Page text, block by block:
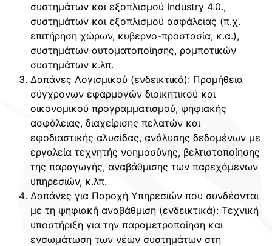
συστημάτων και εξοπλισμού Industry 4.0.,
συστημάτων και εξοπλισμού ασφάλειας (π.χ.
επιτήρηση χώρων, κυβερνο-προστασία, κ.α.),
συστημάτων αυτοματοποίησης, ρομποτικών
συστημάτων κ.λπ.
Δαπάνες Λογισμικού (ενδεικτικά): Προμήθεια
σύγχρονων εφαρμογών διοικητικού και
οικονομικού προγραμματισμού, ψηφιακής
ασφάλειας, διαχείρισης πελατών και
εφοδιαστικής αλυσίδας, ανάλυσης δεδομένων με
εργαλεία τεχνητής νοημοσύνης, βελτιστοποίησης
της παραγωγής, αναβάθμισης των παρεχόμενων
υπηρεσιών, κ.λπ.
Δαπάνες για Παροχή Υπηρεσιών που συνδέονται
με τη ψηφιακή αναβάθμιση (ενδεικτικά): Τεχνική
υποστήριξη για την παραμετροποίηση και
ενσωμάτωση των νέων συστημάτων στη